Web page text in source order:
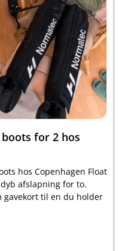
for 2 hos
hos Copenhagen Float
afslapning for to.
gavekort til en du holder